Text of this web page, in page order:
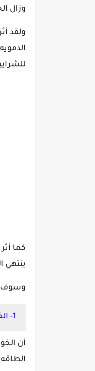
وزال
ولقد
كما
ينتهي
وسوف
1- الخوف
أن